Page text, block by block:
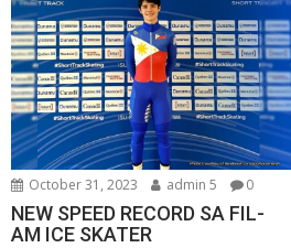
October 31, 2023 admin 5 0
NEW SPEED RECORD SA FIL-
AM ICE SKATER